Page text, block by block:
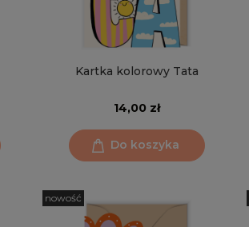
Kartka kolorowy Tata
14,00 zł
Do koszyka
nowość